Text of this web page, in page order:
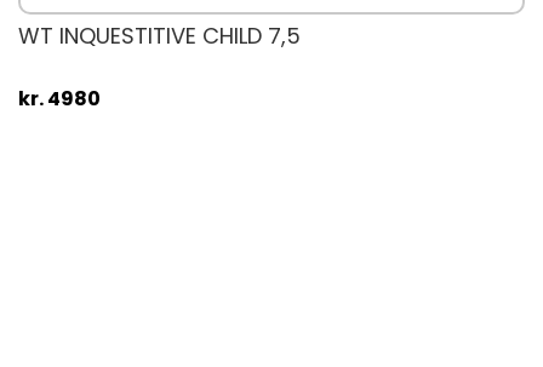
WT INQUESTITIVE CHILD 7,5
kr. 4980